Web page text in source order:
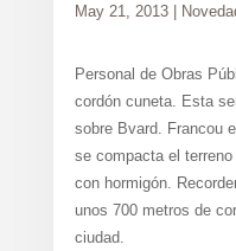
May 21, 2013|
Personal de Obras
cordón cuneta. Esta
sobre Bvard. Francou
se compacta el
con hormigón.
unos 700 metros de
ciudad.